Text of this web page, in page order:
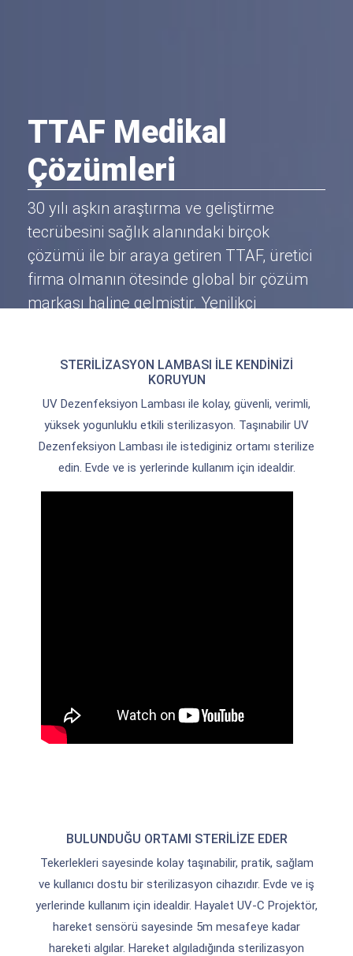
TTAF Medikal
Çözümleri
30 yılı aşkın araştırma ve geliştirme
tecrübesini sağlık alanındaki birçok
çözümü ile bir araya getiren TTAF, üretici
firma olmanın ötesinde global bir çözüm
markası haline gelmiştir. Yenilikçi
ürünler ile insan hayatını kolaylaştırmayı
ve değer yaratmayı hedefleyen akıllı
çözümler sağlamaktadır.
STERİLİZASYON LAMBASI İLE KENDİNİZİ
KORUYUN
UV Dezenfeksiyon Lambası ile kolay, güvenli, verimli,
yüksek yogunluklu etkili sterilizasyon. Taşınabilir UV
Dezenfeksiyon Lambası ile istediginiz ortamı sterilize
edin. Evde ve is yerlerinde kullanım için idealdir.
BULUNDUĞU ORTAMI STERİLİZE EDER
Tekerlekleri sayesinde kolay taşınabilir, pratik, sağlam
ve kullanıcı dostu bir sterilizasyon cihazıdır. Evde ve iş
yerlerinde kullanım için idealdir. Hayalet UV-C Projektör,
hareket sensörü sayesinde 5m mesafeye kadar
hareketi algılar. Hareket algıladığında sterilizasyon